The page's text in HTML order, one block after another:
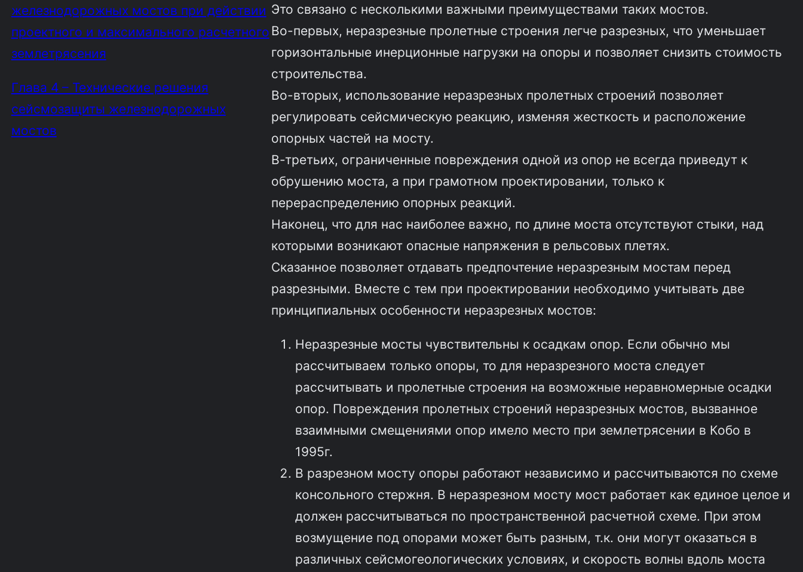
железнодорожных мостов при действии
проектного и максимального расчетного
землетрясения
Глава 4 – Технические решения
сейсмозащиты железнодорожных
мостов
Это связано с несколькими важными преимуществами таких мостов.
Во-первых, неразрезные пролетные строения легче разрезных, что уменьшает
горизонтальные инерционные нагрузки на опоры и позволяет снизить стоимость
строительства.
Во-вторых, использование неразрезных пролетных строений позволяет
регулировать сейсмическую реакцию, изменяя жесткость и расположение
опорных частей на мосту.
В-третьих, ограниченные повреждения одной из опор не всегда приведут к
обрушению моста, а при грамотном проектировании, только к
перераспределению опорных реакций.
Наконец, что для нас наиболее важно, по длине моста отсутствуют стыки, над
которыми возникают опасные напряжения в рельсовых плетях.
Сказанное позволяет отдавать предпочтение неразрезным мостам перед
разрезными. Вместе с тем при проектировании необходимо учитывать две
принципиальных особенности неразрезных мостов:
Неразрезные мосты чувствительны к осадкам опор. Если обычно мы
рассчитываем только опоры, то для неразрезного моста следует
рассчитывать и пролетные строения на возможные неравномерные осадки
опор. Повреждения пролетных строений неразрезных мостов, вызванное
взаимными смещениями опор имело место при землетрясении в Кобо в
1995г.
В разрезном мосту опоры работают независимо и рассчитываются по схеме
консольного стержня. В неразрезном мосту мост работает как единое целое и
должен рассчитываться по пространственной расчетной схеме. При этом
возмущение под опорами может быть разным, т.к. они могут оказаться в
различных сейсмогеологических условиях, и скорость волны вдоль моста